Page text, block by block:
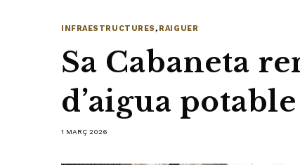
INFRAESTRUCTURES, RAIGUER
Sa Cabaneta
d’aigua potable
1 MARÇ 2026